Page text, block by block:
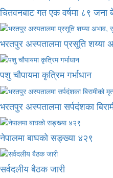
चितवनबाट गत एक वर्षमा ८९ जना
भरतपुर अस्पतालमा प्रसूति शय्या
पशु चौपायमा कृत्रिम गर्भाधान
भरतपुर अस्पतालमा सर्पदंशका
नेपालमा बाघको सङ्ख्या ४२९
सर्वदलीय बैठक जारी